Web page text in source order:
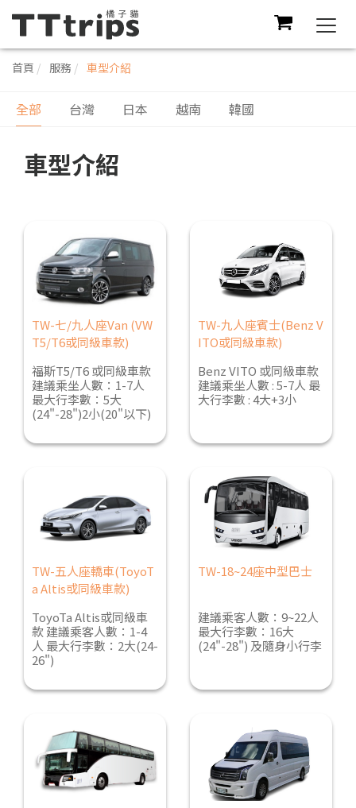
首頁 服務 車型介紹
全部 台灣 日本 越南 韓國
車型介紹
TW-七/九人座Van (VW
T5/T6或同級車款)
福斯T5/T6 或同級車款
建議乘坐人數：1-7人
最大行李數：5大
(24"-28")2小(20"以下)
TW-九人座賓士(Benz V
ITO或同級車款)
Benz VITO 或同級車款
建議乘坐人數 : 5-7人 最
大行李數 : 4大+3小
TW-五人座轎車(ToyoT
a Altis或同級車款)
ToyoTa Altis或同級車
款 建議乘客人數：1-4
人 最大行李數：2大(24-
26")
TW-18~24座中型巴士
建議乘客人數：9~22人
最大行李數：16大
(24"-28") 及隨身小行李